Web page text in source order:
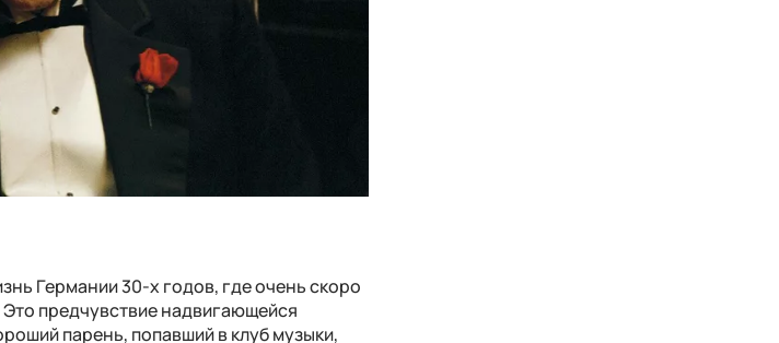
Германии 30-х годов, где очень скоро
Это предчувствие надвигающейся
парень, попавший в клуб музыки,